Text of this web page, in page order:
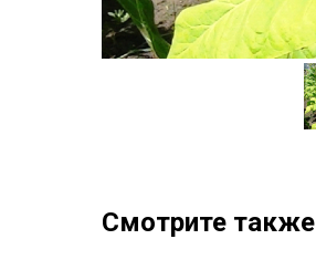
Смотрите также